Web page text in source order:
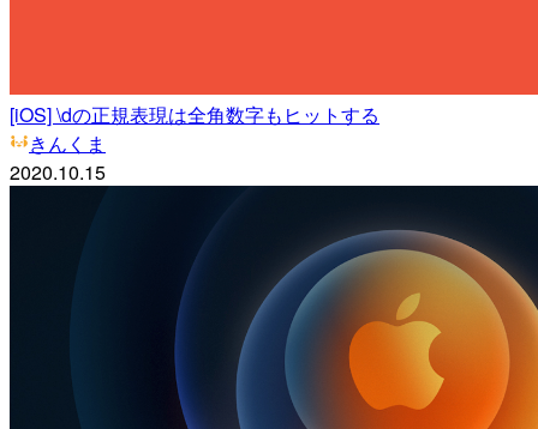
[iOS] \dの正規表現は全角数字もヒットする
きんくま
2020.10.15